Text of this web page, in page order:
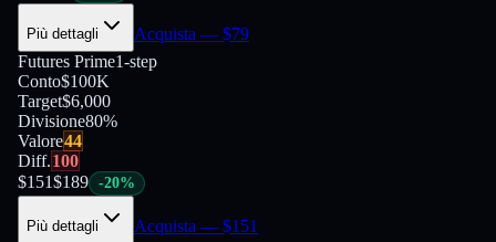
Più dettagli Acquista — $79
Futures Prime1-step
Conto$100K
Target$6,000
Divisione80%
Valore44
Diff.100
$151$189 -20%
Più dettagli Acquista — $151